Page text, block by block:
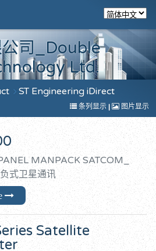
司_Double
Ltd.
ST Engineering iDirect
条列显示 | 图片显示
MANPACK SATCOM_
式卫星通讯
Satellite